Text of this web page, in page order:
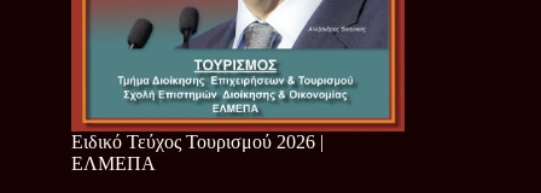
Ειδικό Τεύχος Τουρισμού 2026 |
ΕΛΜΕΠΑ